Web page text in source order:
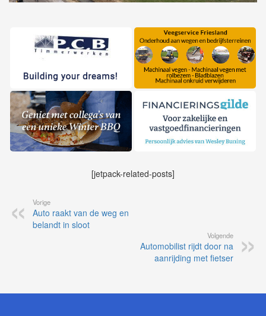
[jetpack-related-posts]
Vorige
Auto raakt van de weg en
belandt in sloot
Volgende
Automobilist rijdt door na
aanrijding met fietser